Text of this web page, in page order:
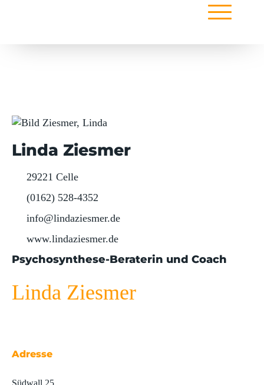
Linda Ziesmer
29221 Celle
(0162) 528-4352
info@lindaziesmer.de
www.lindaziesmer.de
Psychosynthese-Beraterin und Coach
Linda Ziesmer
Adresse